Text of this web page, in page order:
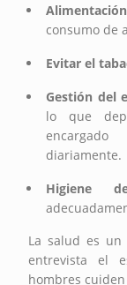
consumo de
Evitar el
Gestión del
lo que
diariamente.
Higiene
La salud es
entrevista el
hombres